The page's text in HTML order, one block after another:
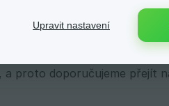
jste měli v sekci pro
části sekce, a sice
proto doporučujeme přejít
Upravit nastavení